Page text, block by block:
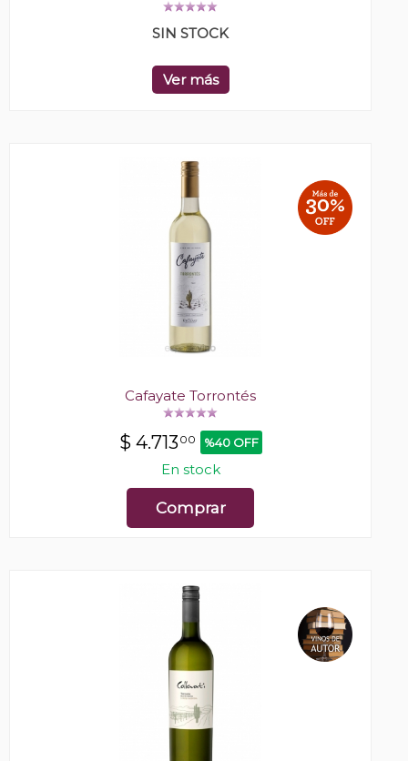
SIN STOCK
Ver más
Cafayate Torrontés
$ 4.713 00 %40 OFF
En stock
Comprar